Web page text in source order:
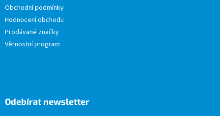
Obchodní podmínky
Hodnocení obchodu
Prodávané značky
Věrnostní program
Odebírat newsletter